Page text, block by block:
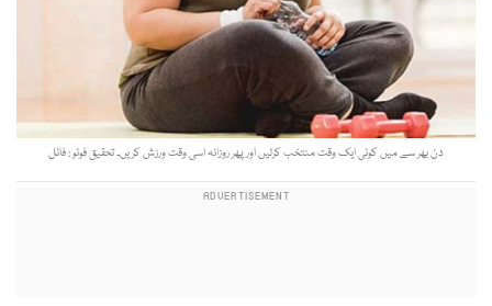
دن بھر سے میں کوئی ایک وقت منتخب کرلیں اور پھر روزانہ اسی وقت ورزش کریں۔ تحقیق فوٹو : فائل